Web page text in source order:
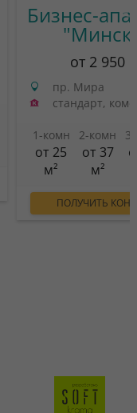
Бизнес-
от 2 950
пр. Мира
стандарт,
1-комн
от 25
м²
2-комн
от 37
м²
ПОЛУЧИТЬ